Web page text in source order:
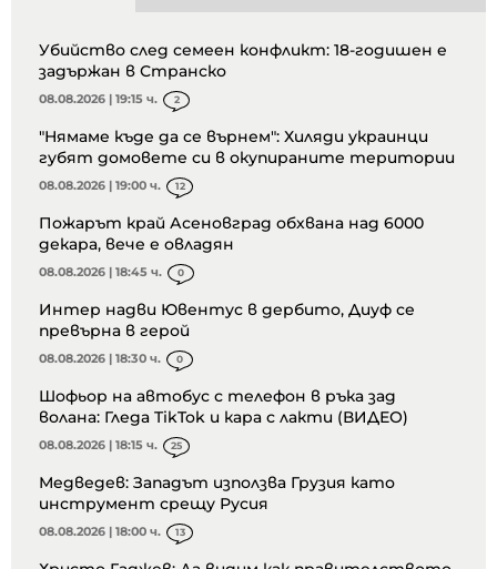
Убийство след семеен конфликт: 18-годишен е
задържан в Странско
08.08.2026 | 19:15 ч. 2
"Нямаме къде да се върнем": Хиляди украинци
губят домовете си в окупираните територии
08.08.2026 | 19:00 ч. 12
Пожарът край Асеновград обхвана над 6000
декара, вече е овладян
08.08.2026 | 18:45 ч. 0
Интер надви Ювентус в дербито, Диуф се
превърна в герой
08.08.2026 | 18:30 ч. 0
Шофьор на автобус с телефон в ръка зад
волана: Гледа TikTok и кара с лакти (ВИДЕО)
08.08.2026 | 18:15 ч. 25
Медведев: Западът използва Грузия като
инструмент срещу Русия
08.08.2026 | 18:00 ч. 13